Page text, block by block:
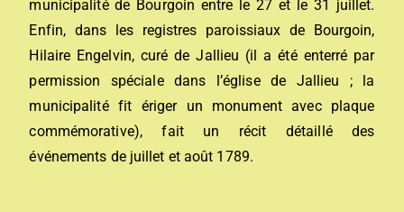
municipalité de Bourgoin entre le 27 et le 31 juillet.
Enfin, dans les registres paroissiaux de Bourgoin,
Hilaire Engelvin, curé de Jallieu (il a été enterré par
permission spéciale dans l’église de Jallieu ; la
municipalité fit ériger un monument avec plaque
commémorative), fait un récit détaillé des
événements de juillet et août 1789.